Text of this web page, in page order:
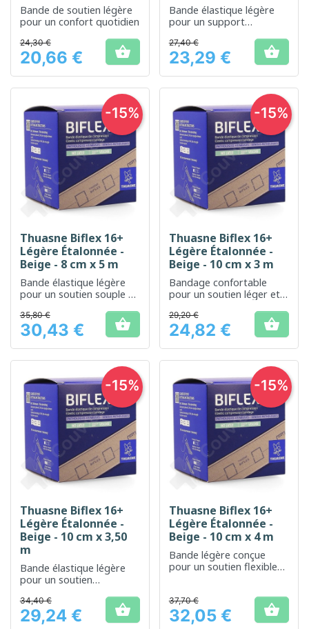
Bande de soutien légère
pour un confort quotidien
Prix
24,30 €
20,66 € 
Bande élastique légère
pour un support
Prix
27,40 €
23,29 € 
Thuasne Biflex 16+
Légère Étalonnée -
Beige - 8 cm x 5 m
Bande élastique légère
pour un soutien souple et
Prix
35,80 €
30,43 € 
-15%
Thuasne Biflex 16+
Légère Étalonnée -
Beige - 10 cm x 3 m
Bandage confortable
pour un soutien léger et
Prix
29,20 €
24,82 € 
-15%
Thuasne Biflex 16+
Légère Étalonnée -
Beige - 10 cm x 3,50
m
Bande élastique légère
pour un soutien
compression efficace
Prix
34,40 €
29,24 € 
-15%
Thuasne Biflex 16+
Légère Étalonnée -
Beige - 10 cm x 4 m
Bande légère conçue
pour un soutien flexible
Prix
37,70 €
32,05 € 
-15%